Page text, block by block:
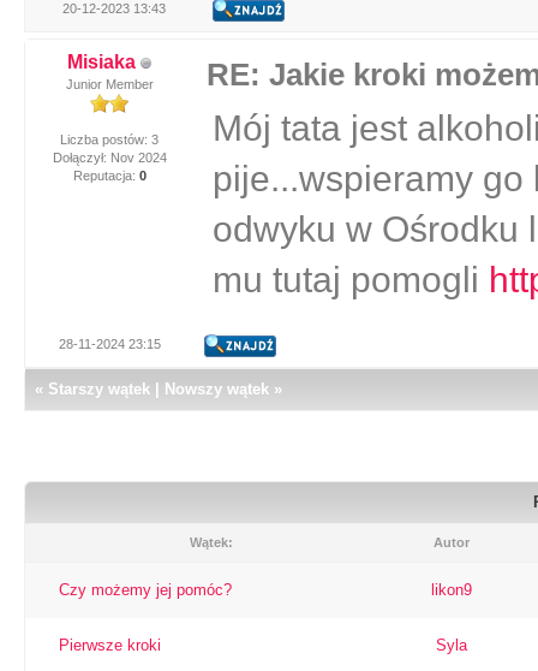
20-12-2023 13:43
Misiaka
Junior Member
Liczba postów: 3
Dołączył: Nov 2024
Reputacja: 0
RE: Jakie kroki
Mój tata jest
pije...wspieramy go
odwyku w Ośrodku
mu tutaj pomogli
28-11-2024 23:15
« Starszy wątek Nowszy wątek »
Wątek: Autor
Czy możemy jej pomóc? likon9
Pierwsze kroki Syla